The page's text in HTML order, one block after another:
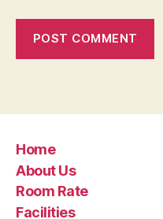
Home
About Us
Room Rate
Facilities